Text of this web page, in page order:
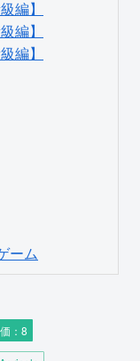
編】
編】
編】
ーム
：8